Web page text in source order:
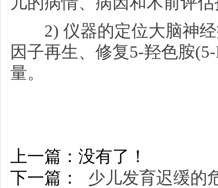
2) 仪器的定位大脑神经
因子再生、修复5-羟色胺
量。
上一篇：没有了！
下一篇：
少儿发育迟缓的